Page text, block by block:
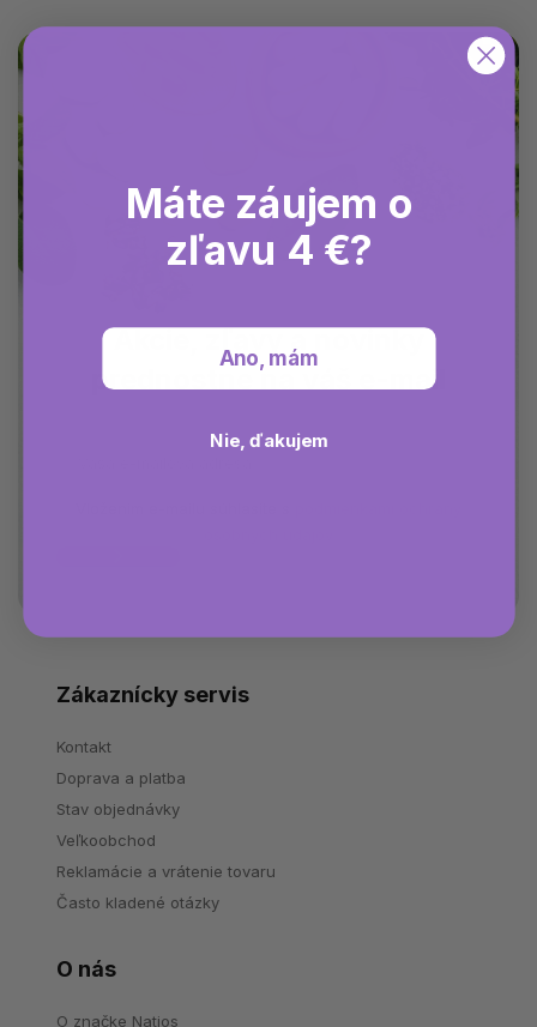
Akcie, zľavy a novinky
prednostne na váš e-mail
Zákaznícky servis
Kontakt
Doprava a platba
Stav objednávky
Veľkoobchod
Reklamácie a vrátenie tovaru
Často kladené otázky
O nás
O značke Natios
Máte záujem o
zľavu 4 €?
Ano, mám
Nie, ďakujem